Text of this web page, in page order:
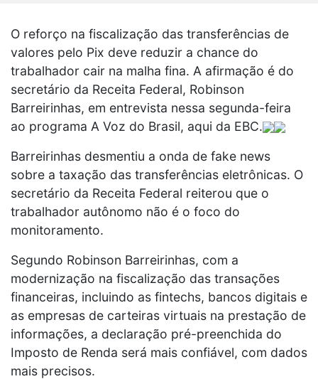
O reforço na fiscalização das transferências de
valores pelo Pix deve reduzir a chance do
trabalhador cair na malha fina. A afirmação é do
secretário da Receita Federal, Robinson
Barreirinhas, em entrevista nessa segunda-feira
ao programa A Voz do Brasil, aqui da EBC.
Barreirinhas desmentiu a onda de fake news
sobre a taxação das transferências eletrônicas. O
secretário da Receita Federal reiterou que o
trabalhador autônomo não é o foco do
monitoramento.
Segundo Robinson Barreirinhas, com a
modernização na fiscalização das transações
financeiras, incluindo as fintechs, bancos digitais e
as empresas de carteiras virtuais na prestação de
informações, a declaração pré-preenchida do
Imposto de Renda será mais confiável, com dados
mais precisos.